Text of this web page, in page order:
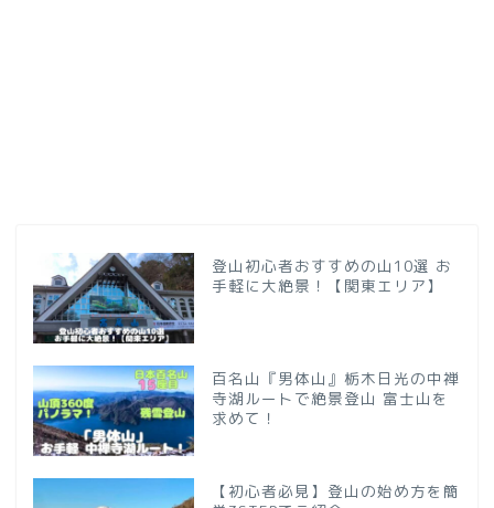
登山初心者おすすめの山10選 お
手軽に大絶景！【関東エリア】
百名山『男体山』栃木日光の中禅
寺湖ルートで絶景登山 富士山を
求めて！
【初心者必見】登山の始め方を簡